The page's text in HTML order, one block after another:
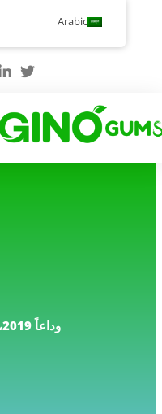
86-371-58693987
وداعاً 2019، وأهلاً بك في 2020.
Arabic